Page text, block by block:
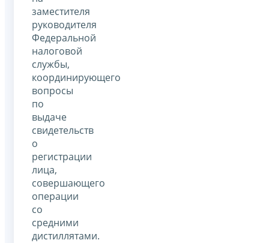
заместителя
руководителя
Федеральной
налоговой
службы,
координирующего
вопросы
по
выдаче
свидетельств
о
регистрации
лица,
совершающего
операции
со
средними
дистиллятами.